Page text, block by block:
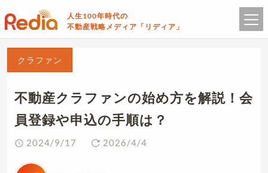
人生100年時代の
不動産戦略メディア「リディア」
クラファン
不動産クラファンの始め方を解説！会
員登録や申込の手順は？
2024/9/17 2026/4/4